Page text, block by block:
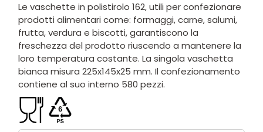
Le vaschette in polistirolo 162, utili per confezionare
prodotti alimentari come: formaggi, carne, salumi,
frutta, verdura e biscotti, garantiscono la
freschezza del prodotto riuscendo a mantenere la
loro temperatura costante. La singola vaschetta
bianca misura 225x145x25 mm. Il confezionamento
contiene al suo interno 580 pezzi.